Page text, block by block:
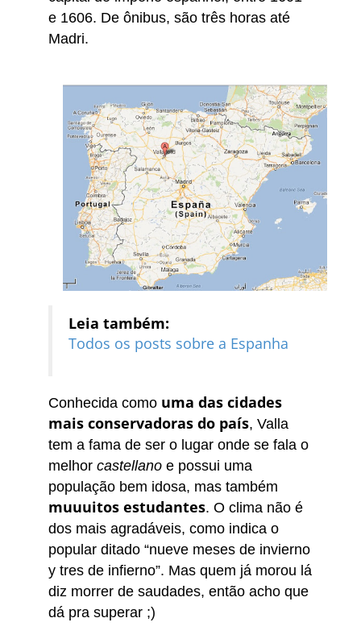
e 1606. De ônibus, são três horas até
Madri.
Leia também:
Todos os posts sobre a Espanha
Conhecida como uma das cidades
mais conservadoras do país, Valla
tem a fama de ser o lugar onde se fala o
melhor castellano e possui uma
população bem idosa, mas também
muuuitos estudantes. O clima não é
dos mais agradáveis, como indica o
popular ditado “nueve meses de invierno
y tres de infierno”. Mas quem já morou lá
diz morrer de saudades, então acho que
dá pra superar ;)